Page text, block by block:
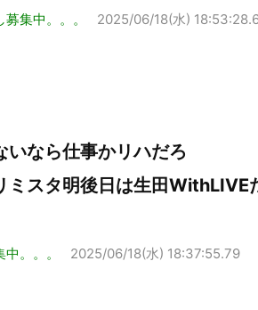
集中。。。 2025/06/18(水)
いなら仕事かリハだろ
ミスタ明後日は生田WithLIVE
。。。 2025/06/18(水) 18:37:55.79